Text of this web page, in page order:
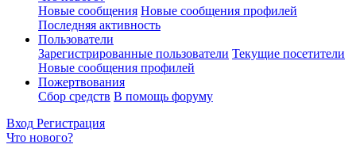
Новые сообщения Новые сообщения профилей
Последняя активность
Пользователи
Зарегистрированные пользователи Текущие посетители
Новые сообщения профилей
Пожертвования
Сбор средств В помощь форуму
Вход Регистрация
Что нового?